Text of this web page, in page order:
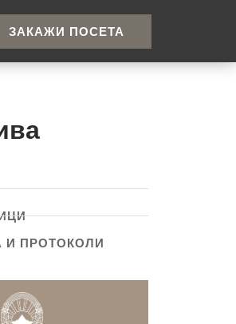
ЗАКАЖИ ПОСЕТА
И ПРОТОКОЛИ